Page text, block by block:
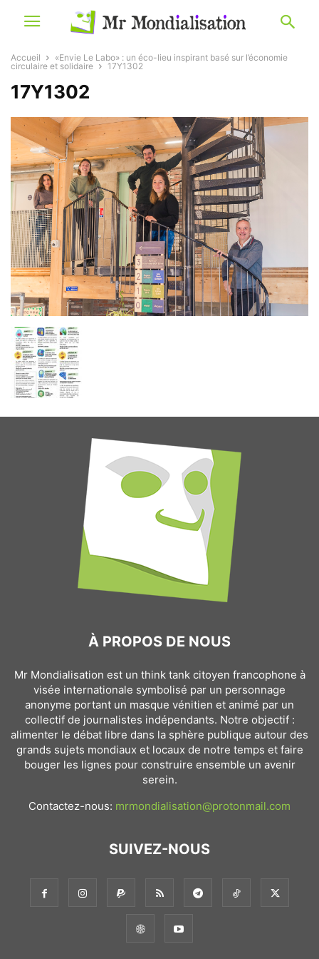
Accueil
«Envie Le Labo» : un éco-lieu inspirant basé sur l’économie
circulaire et solidaire
17Y1302
17Y1302
À PROPOS DE NOUS
Mr Mondialisation est un think tank citoyen francophone à
visée internationale symbolisé par un personnage
anonyme portant un masque vénitien et animé par un
collectif de journalistes indépendants. Notre objectif :
alimenter le débat libre dans la sphère publique autour des
grands sujets mondiaux et locaux de notre temps et faire
bouger les lignes pour construire ensemble un avenir
serein.
Contactez-nous: mrmondialisation@protonmail.com
SUIVEZ-NOUS